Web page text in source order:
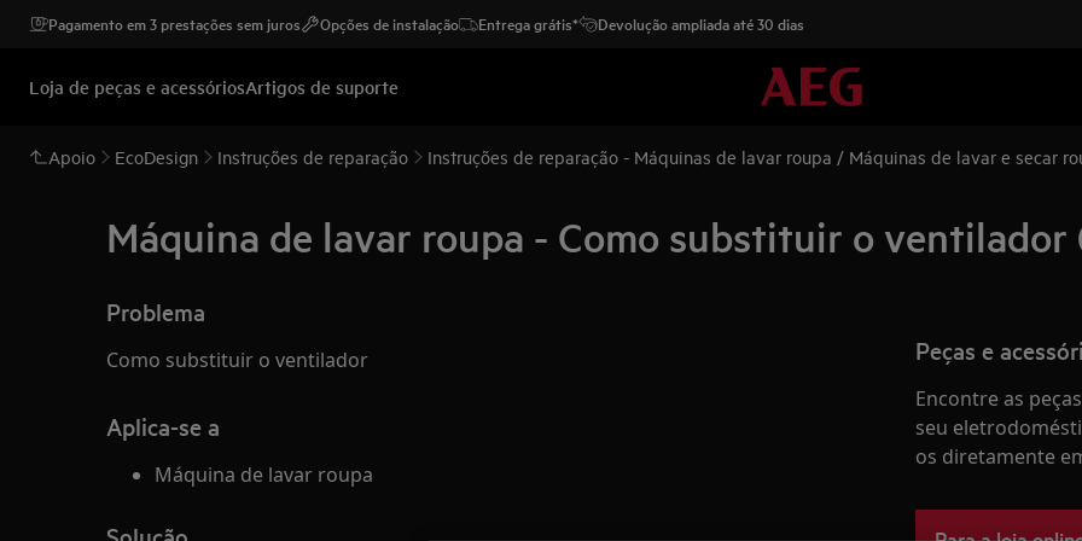
Pagamento em 3 prestações sem juros Opções de instalação Entrega grátis* Devolução ampliada até 30 dias
Loja de peças e acessóriosArtigos de suporte
Apoio EcoDesign Instruções de reparação Instruções de reparação - Máquinas de lavar roupa / Máquinas de lavar e secar
Máquina de lavar roupa - Como substituir o ventilador
Problema
Como substituir o ventilador
Aplica-se a
Máquina de lavar roupa
Peças e
Encontre as
seu
os diretamente